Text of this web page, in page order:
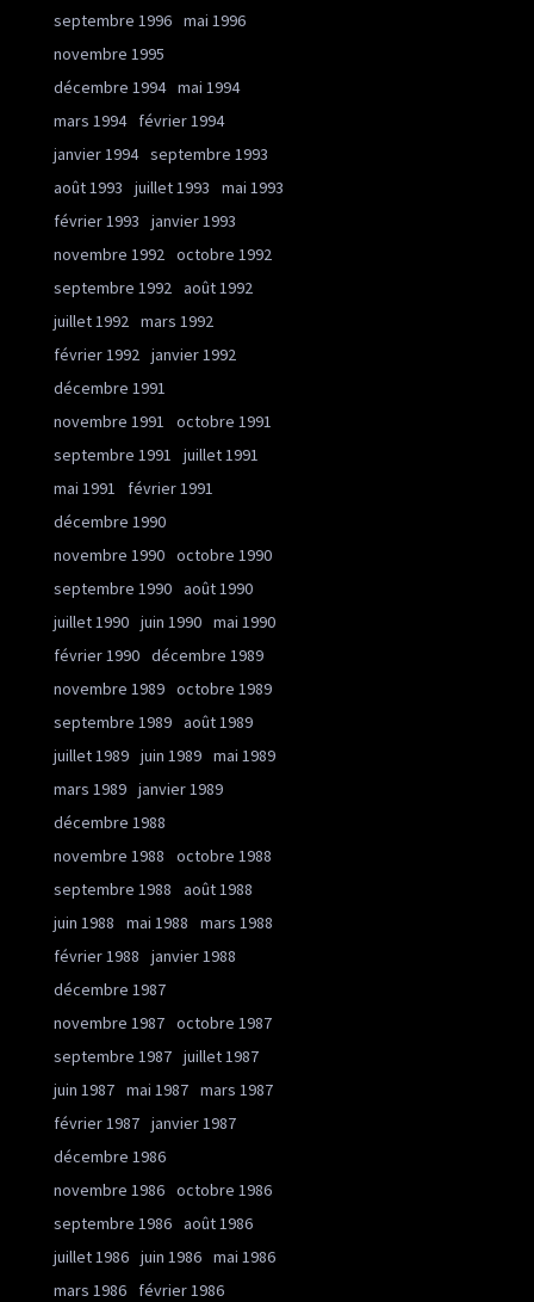
septembre 1996 mai 1996
novembre 1995
décembre 1994 mai 1994
mars 1994
février 1994
janvier 1994 septembre 1993
août 1993
juillet 1993
mai 1993
février 1993
janvier 1993
novembre 1992 octobre 1992
septembre 1992 août 1992
juillet 1992 mars 1992
février 1992 janvier 1992
décembre 1991
novembre 1991
octobre 1991
septembre 1991
juillet 1991
mai 1991
février 1991
décembre 1990
novembre 1990 octobre 1990
septembre 1990 août 1990
juillet 1990 juin 1990 mai 1990
février 1990 décembre 1989
novembre 1989 octobre 1989
septembre 1989 août 1989
juillet 1989 juin 1989 mai 1989
mars 1989 janvier 1989
décembre 1988
novembre 1988
octobre 1988
septembre 1988
août 1988
juin 1988
mai 1988
mars 1988
février 1988
janvier 1988
décembre 1987
novembre 1987 octobre 1987
septembre 1987 juillet 1987
juin 1987 mai 1987 mars 1987
février 1987 janvier 1987
décembre 1986
novembre 1986 octobre 1986
septembre 1986 août 1986
juillet 1986 juin 1986 mai 1986
mars 1986
février 1986